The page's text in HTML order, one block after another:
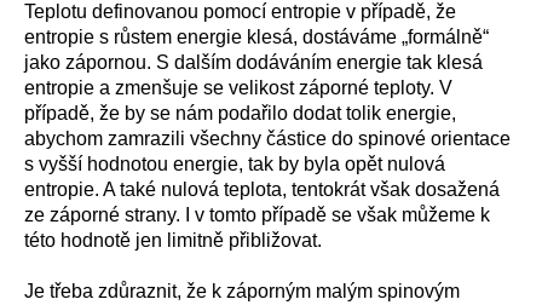
Teplotu definovanou pomocí entropie v případě, že
entropie s růstem energie klesá, dostáváme „formálně“
jako zápornou. S dalším dodáváním energie tak klesá
entropie a zmenšuje se velikost záporné teploty. V
případě, že by se nám podařilo dodat tolik energie,
abychom zamrazili všechny částice do spinové orientace
s vyšší hodnotou energie, tak by byla opět nulová
entropie. A také nulová teplota, tentokrát však dosažená
ze záporné strany. I v tomto případě se však můžeme k
této hodnotě jen limitně přibližovat.
Je třeba zdůraznit, že k záporným malým spinovým